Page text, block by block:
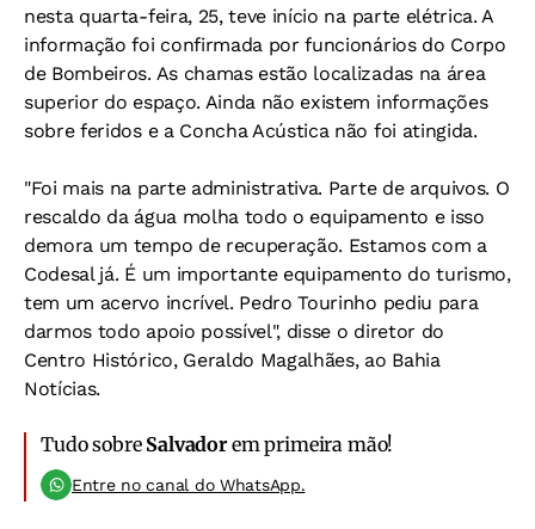
nesta quarta-feira, 25, teve início na parte elétrica. A
informação foi confirmada por funcionários do Corpo
de Bombeiros. As chamas estão localizadas na área
superior do espaço. Ainda não existem informações
sobre feridos e a Concha Acústica não foi atingida.
"Foi mais na parte administrativa. Parte de arquivos. O
rescaldo da água molha todo o equipamento e isso
demora um tempo de recuperação. Estamos com a
Codesal já. É um importante equipamento do turismo,
tem um acervo incrível. Pedro Tourinho pediu para
darmos todo apoio possível", disse o diretor do
Centro Histórico, Geraldo Magalhães, ao Bahia
Notícias.
Tudo sobre Salvadorem primeira mão!
Entre no canal do WhatsApp.